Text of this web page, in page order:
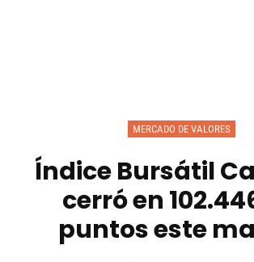
MERCADO DE VALORES
Índice Bursátil
cerró en
puntos este